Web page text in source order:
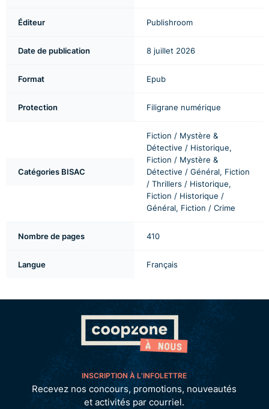
Éditeur Publishroom
Date de publication 8 juillet 2026
Format Epub
Protection Filigrane numérique
Catégories BISAC
Fiction / Mystère &
Détective / Historique,
Fiction / Mystère &
Détective / Général, Fiction
/ Thrillers / Historique,
Fiction / Historique /
Général, Fiction / Crime
Nombre de pages 410
Langue Français
INSCRIPTION À L’INFOLETTRE
Recevez nos concours, promotions, nouveautés
et activités par courriel.